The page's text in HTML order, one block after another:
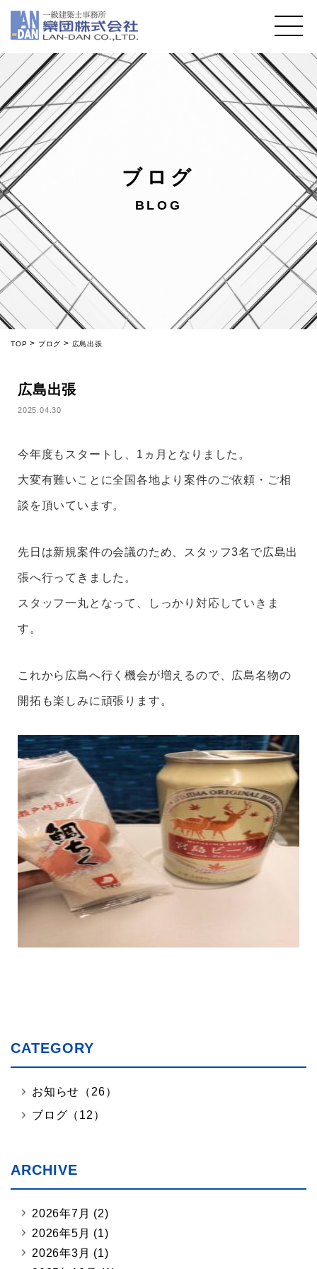
ブログ
BLOG
TOP > ブログ > 広島出張
広島出張
2025.04.30
今年度もスタートし、1ヵ月となりました。
大変有難いことに全国各地より案件のご依頼・ご相
談を頂いています。
先日は新規案件の会議のため、スタッフ3名で広島出
張へ行ってきました。
スタッフ一丸となって、しっかり対応していきま
す。
これから広島へ行く機会が増えるので、広島名物の
開拓も楽しみに頑張ります。
CATEGORY
お知らせ（26）
ブログ（12）
ARCHIVE
2026年7月 (2)
2026年5月 (1)
2026年3月 (1)